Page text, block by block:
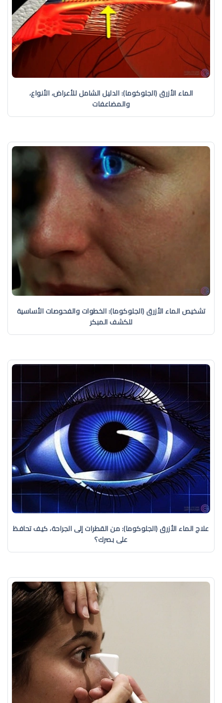
الماء الأزرق (الجلوكوما): الدليل الشامل للأعراض، الأنواع،
والمضاعفات
تشخيص الماء الأزرق (الجلوكوما): الخطوات والفحوصات الأساسية
للكشف المبكر
علاج الماء الأزرق (الجلوكوما): من القطرات إلى الجراحة، كيف تحافظ
على بصرك؟